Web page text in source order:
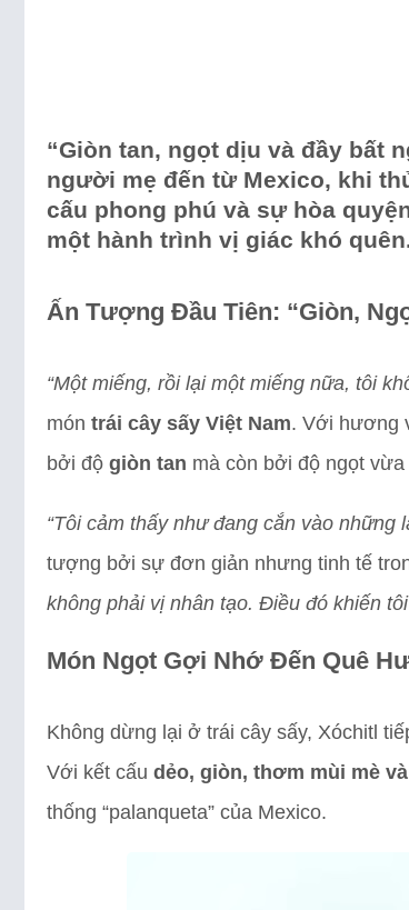
“Giòn tan, ngọt dịu và đầy bất
người mẹ đến từ Mexico, khi
cấu phong phú và sự hòa
một hành trình vị giác khó
Ấn Tượng Đầu Tiên: “Giòn,
“Một miếng, rồi lại một miếng nữa, tôi
món trái cây sấy Việt Nam. Với hương
bởi độ giòn tan mà còn bởi độ ngọt
“Tôi cảm thấy như đang cắn vào những
tượng bởi sự đơn giản nhưng tinh tế
không phải vị nhân tạo. Điều đó khiến
Món Ngọt Gợi Nhớ Đến Quê
Không dừng lại ở trái cây sấy, Xóchitl
Với kết cấu dẻo, giòn, thơm mùi mè
thống “palanqueta” của Mexico.